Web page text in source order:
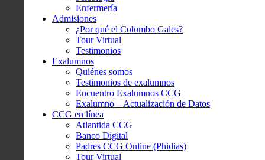
Enfermería
Admisiones
¿Por qué el Colombo Gales?
Tour Virtual
Testimonios
Exalumnos
Quiénes somos
Testimonios de exalumnos
Encuentro Exalumnos CCG
Exalumno – Actualización de Datos
CCG en línea
Atlantida CCG
Banco Digital
Padres CCG Online (Phidias)
Tour Virtual